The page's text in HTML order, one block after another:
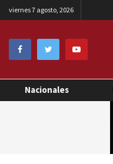
viernes 7 agosto, 2026
Nacionales